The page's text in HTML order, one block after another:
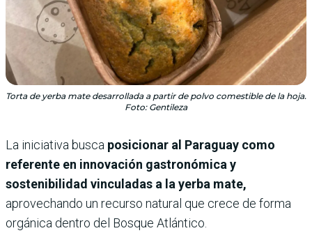
Torta de yerba mate desarrollada a partir de polvo comestible de la hoja.
Foto: Gentileza
La iniciativa busca posicionar al Paraguay como
referente en innovación gastronómica y
sostenibilidad vinculadas a la yerba mate,
aprovechando un recurso natural que crece de forma
orgánica dentro del Bosque Atlántico.